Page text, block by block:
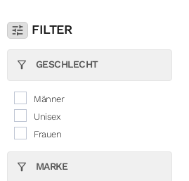
FILTER
GESCHLECHT
Männer
Unisex
Frauen
MARKE